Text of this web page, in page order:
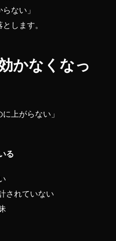
ない」
します。
かなくなっ
上がらない」
る
されていない